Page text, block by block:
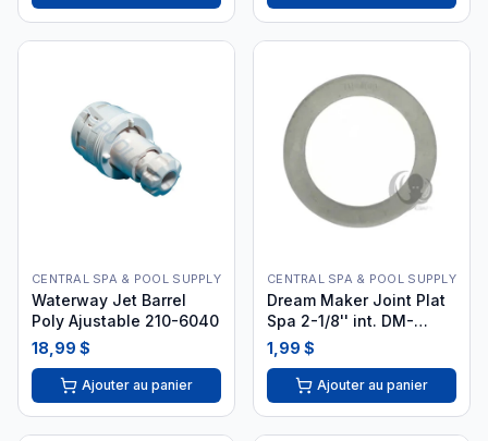
CENTRAL SPA & POOL SUPPLY
Waterway Jet Barrel
Poly Ajustable 210-6040
18,99 $
Ajouter au panier
CENTRAL SPA & POOL SUPPLY
Dream Maker Joint Plat
Spa 2-1/8'' int. DM-
477006
1,99 $
Ajouter au panier